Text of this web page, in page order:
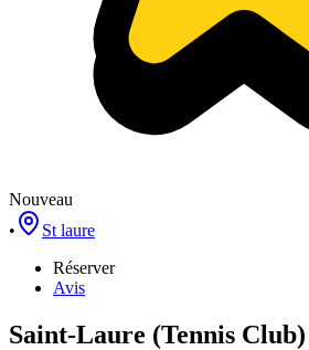
Nouveau
•
St laure
Réserver
Avis
Saint-Laure (Tennis Club)